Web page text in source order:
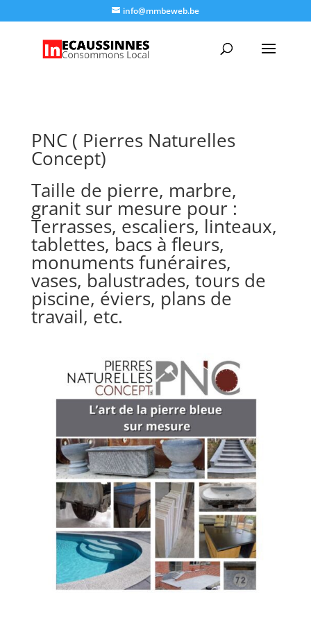
info@mmbeweb.be
PNC ( Pierres Naturelles
Concept)
Taille de pierre, marbre,
granit sur mesure pour :
Terrasses, escaliers, linteaux,
tablettes, bacs à fleurs,
monuments funéraires,
vases, balustrades, tours de
piscine, éviers, plans de
travail, etc.